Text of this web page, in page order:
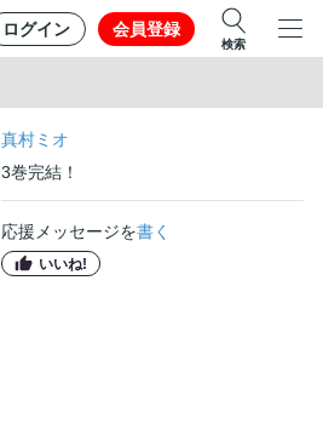
ログイン 会員登録
検索
真村ミオ
3巻完結！
応援メッセージを書く
いいね!